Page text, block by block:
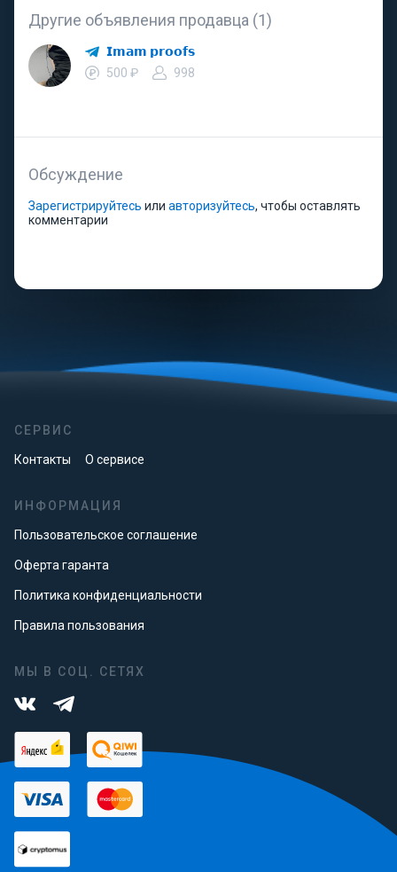
Другие объявления продавца (1)
𝗜𝗺𝗮𝗺 𝗽𝗿𝗼𝗼𝗳𝘀
500 ₽
998
Обсуждение
Зарегистрируйтесь или авторизуйтесь, чтобы оставлять
комментарии
СЕРВИС
Контакты О сервисе
ИНФОРМАЦИЯ
Пользовательское соглашение
Оферта гаранта
Политика конфиденциальности
Правила пользования
МЫ В СОЦ. СЕТЯХ